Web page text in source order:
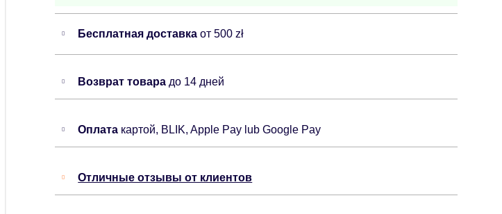
Бесплатная доставкаот 500 zł
Возврат товара до 14 дней
Оплата картой, BLIK, Apple Pay lub Google Pay
Отличные отзывы от клиентов